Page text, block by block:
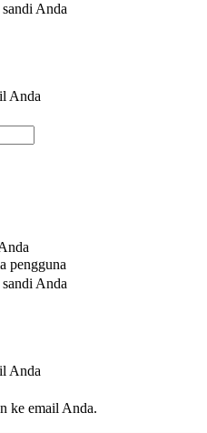
sandi Anda
Anda
pengguna
sandi Anda
Anda
ke email Anda.